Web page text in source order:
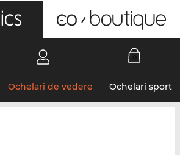
Ochelari de vedere Ochelari sport